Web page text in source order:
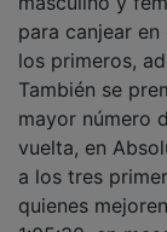
para canjear en
los primeros,
También se
mayor número
vuelta, en
a los tres
quienes
1:05:30, en